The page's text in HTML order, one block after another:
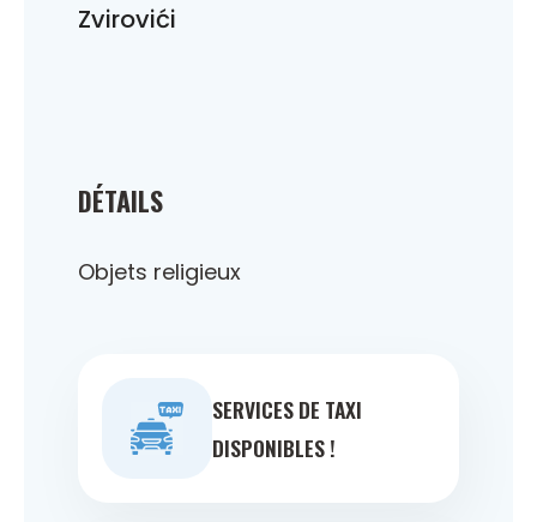
DÉTAILS
Objets religieux
SERVICES DE TAXI
DISPONIBLES !
Zvirovići